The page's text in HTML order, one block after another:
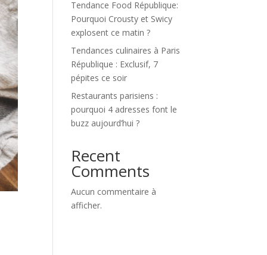
Tendance Food République:
Pourquoi Crousty et Swicy
explosent ce matin ?
Tendances culinaires à Paris
République : Exclusif, 7
pépites ce soir
Restaurants parisiens :
pourquoi 4 adresses font le
buzz aujourd’hui ?
Recent
Comments
Aucun commentaire à
afficher.